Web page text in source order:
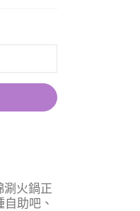
涮火鍋正
助吧、